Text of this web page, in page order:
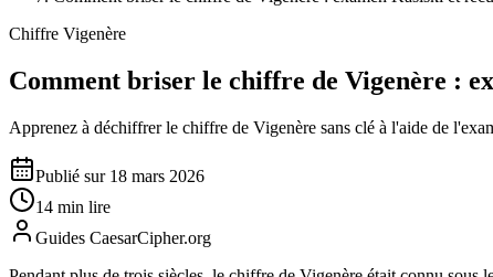
Chiffre Vigenère
Comment briser le chiffre de Vigenère :
Apprenez à déchiffrer le chiffre de Vigenère sans clé à l'aide de
Publié sur 18 mars 2026
14 min lire
Guides CaesarCipher.org